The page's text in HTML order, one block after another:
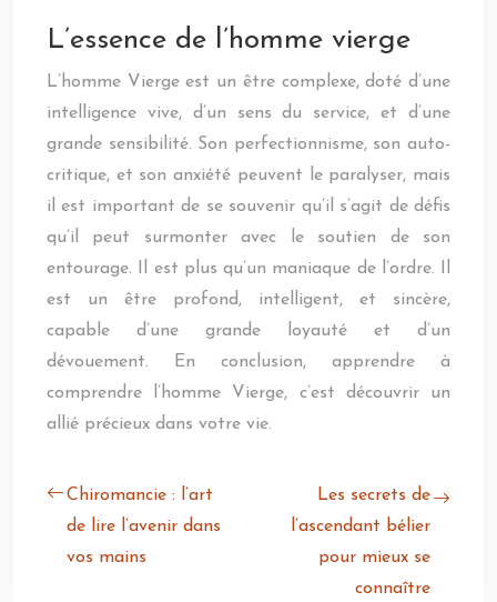
L’essence de l’homme vierge
L’homme Vierge est un être complexe, doté d’une
intelligence vive, d’un sens du service, et d’une
grande sensibilité. Son perfectionnisme, son auto-
critique, et son anxiété peuvent le paralyser, mais
il est important de se souvenir qu’il s’agit de défis
qu’il peut surmonter avec le soutien de son
entourage. Il est plus qu’un maniaque de l’ordre. Il
est un être profond, intelligent, et sincère,
capable d’une grande loyauté et d’un
dévouement. En conclusion, apprendre à
comprendre l’homme Vierge, c’est découvrir un
allié précieux dans votre vie.
Chiromancie : l’art
de lire l’avenir dans
vos mains
Les secrets de
l’ascendant bélier
pour mieux se
connaître